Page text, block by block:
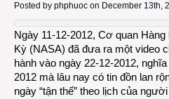
Posted by phphuoc on December 13th,
Ngày 11-12-2012, Cơ quan
Kỳ (NASA) đã đưa ra một video
hành vào ngày 22-12-2012,
2012 mà lâu nay có tin đồn lan
ngày “tận thế” theo lịch của